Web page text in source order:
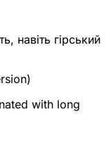
навіть гірський
with long